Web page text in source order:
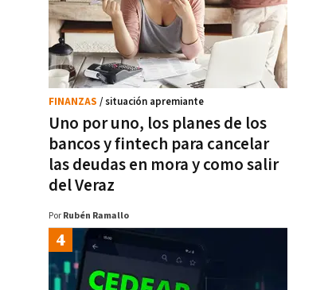
Uno por uno, los planes de los
bancos y fintech para cancelar
las deudas en mora y como salir
del Veraz
FINANZAS / situación apremiante
Por Rubén Ramallo